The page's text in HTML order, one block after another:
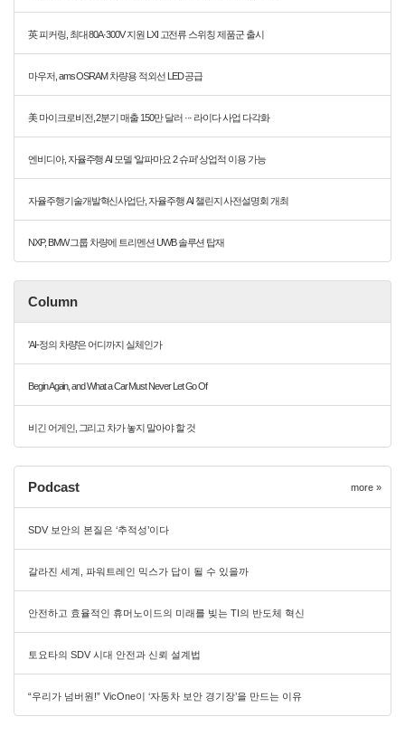
英 피커링, 최대 80A·300V 지원 LXI 고전류 스위칭 제품군 출시
마우저, ams OSRAM 차량용 적외선 LED 공급
美 마이크로비전, 2분기 매출 150만 달러 ··· 라이다 사업 다각화
엔비디아, 자율주행 AI 모델 ‘알파마요 2 슈퍼’ 상업적 이용 가능
자율주행기술개발혁신사업단, 자율주행 AI 챌린지 사전설명회 개최
NXP, BMW 그룹 차량에 트리멘션 UWB 솔루션 탑재
Column
'AI-정의 차량'은 어디까지 실체인가
Begin Again, and What a Car Must Never Let Go Of
비긴 어게인, 그리고 차가 놓지 말아야 할 것
Podcast more »
SDV 보안의 본질은 ‘추적성’이다
갈라진 세계, 파워트레인 믹스가 답이 될 수 있을까
안전하고 효율적인 휴머노이드의 미래를 빚는 TI의 반도체 혁신
토요타의 SDV 시대 안전과 신뢰 설계법
“우리가 넘버원!” VicOne이 ‘자동차 보안 경기장’을 만드는 이유